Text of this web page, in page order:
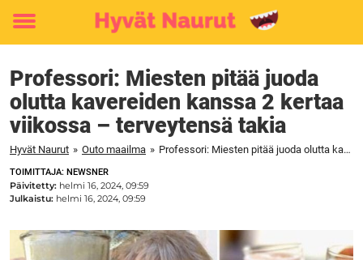
Toggle
Professori: Miesten pitää juoda
olutta kavereiden kanssa 2 kertaa
viikossa – terveytensä takia
Hyvät Naurut » Outo maailma » Professori: Miesten pitää juoda olutta kavereiden kanssa 2 kertaa viikossa – terveytensä takia
TOIMITTAJA: NEWSNER
Päivitetty: helmi 16, 2024, 09:59
Julkaistu: helmi 16, 2024, 09:59